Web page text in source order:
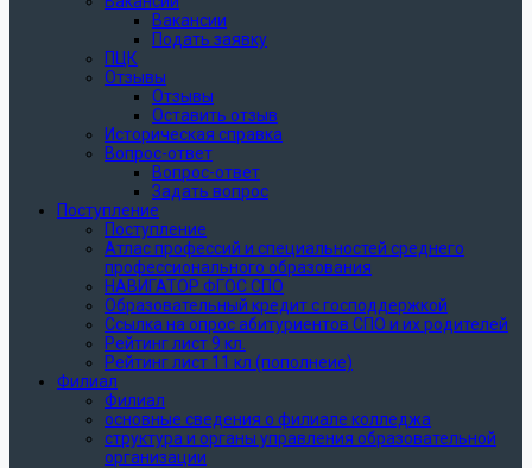
Вакансии
Подать заявку
ПЦК
Отзывы
Отзывы
Оставить отзыв
Историческая справка
Вопрос-ответ
Вопрос-ответ
Задать вопрос
Поступление
Поступление
Атлас профессий и специальностей среднего
профессионального образования
НАВИГАТОР ФГОС СПО
Образовательный кредит с господдержкой
Ссылка на опрос абитуриентов СПО и их родителей
Рейтинг лист 9 кл.
Рейтинг лист 11 кл (пополнеие)
Филиал
Филиал
основные сведения о филиале колледжа
структура и органы управления образовательной
организации